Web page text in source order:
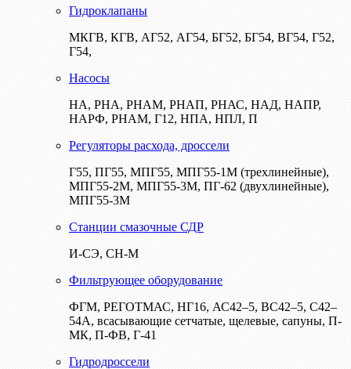
Гидроклапаны
МКГВ, КГВ, АГ52, АГ54, БГ52, БГ54, ВГ54, Г52,
Г54,
Насосы
НА, РНА, РНАМ, РНАП, РНАС, НАД, НАПР,
НАРФ, РНАМ, Г12, НПА, НПЛ, П
Регуляторы расхода, дроссели
Г55, ПГ55, МПГ55, МПГ55-1М (трехлинейные),
МПГ55-2М, МПГ55-3М, ПГ-62 (двухлинейные),
МПГ55-3М
Станции смазочные СДР
И-СЭ, СН-М
Фильтрующее оборудование
ФГМ, РЕГОТМАС, НГ16, АС42–5, ВС42–5, С42–
54А, всасывающие сетчатые, щелевые, сапуны, П-
МК, П-ФВ, Г-41
Гидродроссели